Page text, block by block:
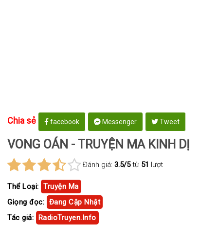
Chia sẻ facebook Messenger Tweet
VONG OÁN - TRUYỆN MA KINH DỊ
Đánh giá: 3.5/5từ 51 lượt
Thể Loại: Truyện Ma
Giọng đọc: Đang Cập Nhật
Tác giả: RadioTruyen.Info